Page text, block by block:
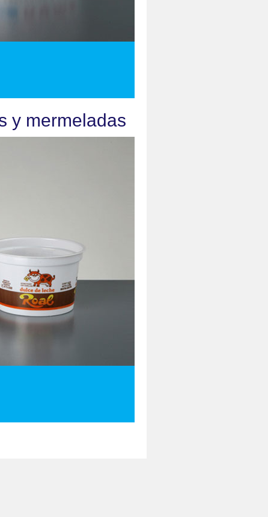
y mermeladas